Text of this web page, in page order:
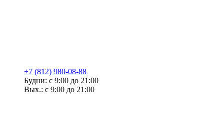
+7 (812) 980-08-88
Будни: с 9:00 до 21:00
Вых.: с 9:00 до 21:00